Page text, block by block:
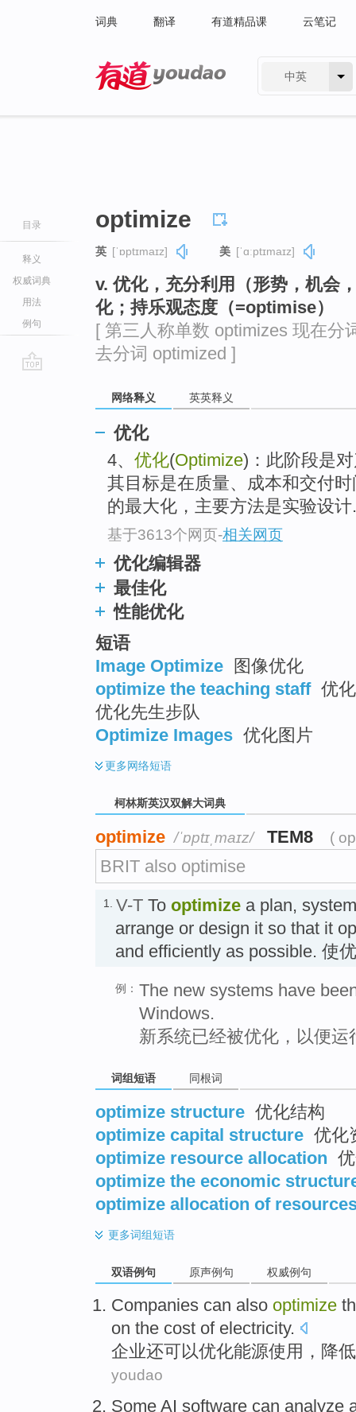
词典 翻译 有道精品课 云笔记
中英
目录
释义
权威词典
用法
例句
optimize
英 [ˈɒptɪmaɪz] 美 [ˈɑːptɪmaɪz]
v. 优化，充分利用（形势，机会
化；持乐观态度（=optimise）
[ 第三人称单数 optimizes 现在分
去分词 optimized ]
网络释义 英英释义
优化
4、 优化(Optimize)：此阶段是
其目标是在质量、成本和交付
的最大化，主要方法是实验设计
基于3613个网页-相关网页
优化编辑器
最佳化
性能优化
短语
Image Optimize
图像优化
optimize the teaching staff 优
优化先生步队
Optimize Images 优化图片
更多网络短语
柯林斯英汉双解大词典
optimize /ˈɒptɪˌmaɪz/ TEM8 (
BRIT also optimise
1. V-T To optimize a plan,
arrange or design it so that it
and efficiently as possible. 使
例： The new systems have
Windows.
新系统已经被优化，以便运
词组短语 同根词
optimize structure 优化结构
optimize capital structure 优化
optimize resource allocation
optimize the economic
optimize allocation of
更多词组短语
双语例句 原声例句 权威例句
Companies can also optimize
on the cost of electricity.
企业还可以优化能源使用 ， 降低
youdao
Some AI software can analyze